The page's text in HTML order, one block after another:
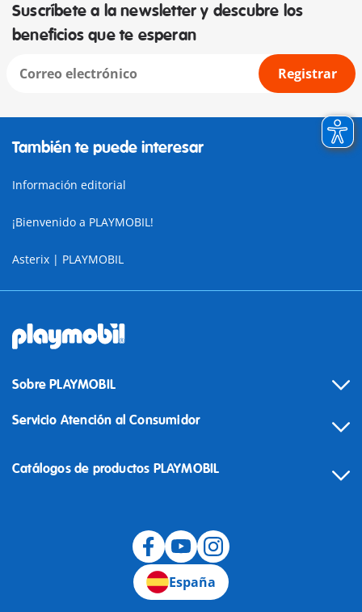
Suscríbete a la newsletter y descubre los
beneficios que te esperan
Registrar
También te puede interesar
Información editorial
¡Bienvenido a PLAYMOBIL!
Asterix | PLAYMOBIL
Sobre PLAYMOBIL
Servicio Atención al Consumidor
Catálogos de productos PLAYMOBIL
España